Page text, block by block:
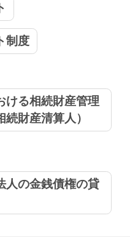
制度
ける相続財産管理
財産清算人）
人の金銭債権の貸